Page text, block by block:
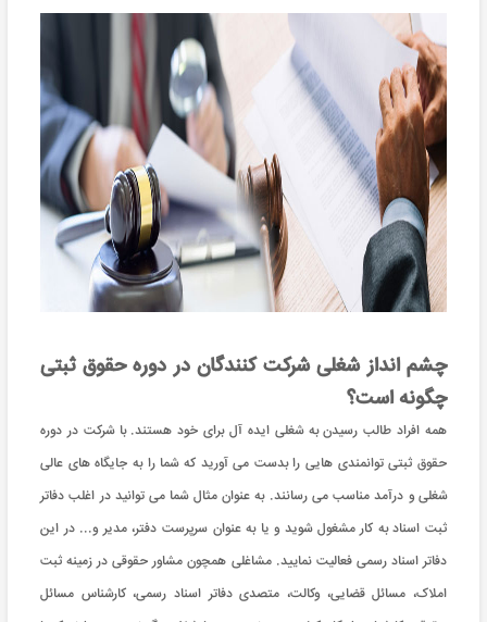
چشم انداز شغلی شرکت کنندگان در دوره حقوق ثبتی
چگونه است؟
همه افراد طالب رسیدن به شغلی ایده آل برای خود هستند. با شرکت در دوره
حقوق ثبتی توانمندی هایی را بدست می آورید که شما را به جایگاه های عالی
شغلی و درآمد مناسب می رسانند. به عنوان مثال شما می توانید در اغلب دفاتر
ثبت اسناد به کار مشغول شوید و یا به عنوان سرپرست دفتر، مدیر و... در این
دفاتر اسناد رسمی فعالیت نمایید. مشاغلی همچون مشاور حقوقی در زمینه ثبت
املاک، مسائل قضایی، وکالت، متصدی دفاتر اسناد رسمی، کارشناس مسائل